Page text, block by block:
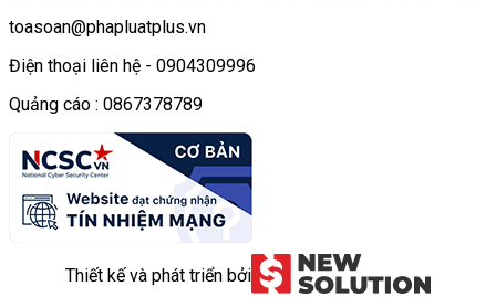
toasoan@phapluatplus.vn
Điện thoại liên hệ - 0904309996
Quảng cáo : 0867378789
Thiết kế và phát triển bởi